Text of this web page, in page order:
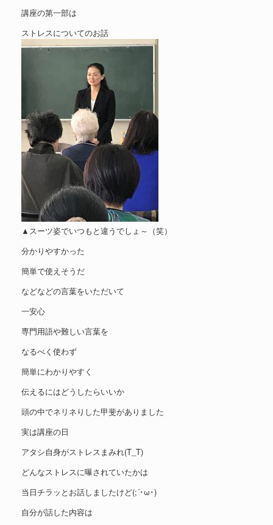
講座の第一部は
ストレスについてのお話
▲スーツ姿でいつもと違うでしょ～（笑）
分かりやすかった
簡単で使えそうだ
などなどの言葉をいただいて
一安心
専門用語や難しい言葉を
なるべく使わず
簡単にわかりやすく
伝えるにはどうしたらいいか
頭の中でネリネりした甲斐がありました
実は講座の日
アタシ自身がストレスまみれ(T_T)
どんなストレスに曝されていたかは
当日チラッとお話しましたけど(;´･ω･)
自分が話した内容は